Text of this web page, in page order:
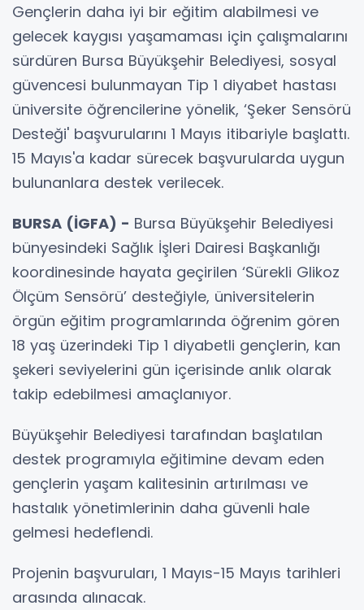
Gençlerin daha iyi bir eğitim alabilmesi ve
gelecek kaygısı yaşamaması için çalışmalarını
sürdüren Bursa Büyükşehir Belediyesi, sosyal
güvencesi bulunmayan Tip 1 diyabet hastası
üniversite öğrencilerine yönelik, ‘Şeker Sensörü
Desteği' başvurularını 1 Mayıs itibariyle başlattı.
15 Mayıs'a kadar sürecek başvurularda uygun
bulunanlara destek verilecek.
BURSA (İGFA) - Bursa Büyükşehir Belediyesi
bünyesindeki Sağlık İşleri Dairesi Başkanlığı
koordinesinde hayata geçirilen ‘Sürekli Glikoz
Ölçüm Sensörü’ desteğiyle, üniversitelerin
örgün eğitim programlarında öğrenim gören
18 yaş üzerindeki Tip 1 diyabetli gençlerin, kan
şekeri seviyelerini gün içerisinde anlık olarak
takip edebilmesi amaçlanıyor.
Büyükşehir Belediyesi tarafından başlatılan
destek programıyla eğitimine devam eden
gençlerin yaşam kalitesinin artırılması ve
hastalık yönetimlerinin daha güvenli hale
gelmesi hedeflendi.
Projenin başvuruları, 1 Mayıs-15 Mayıs tarihleri
arasında alınacak.